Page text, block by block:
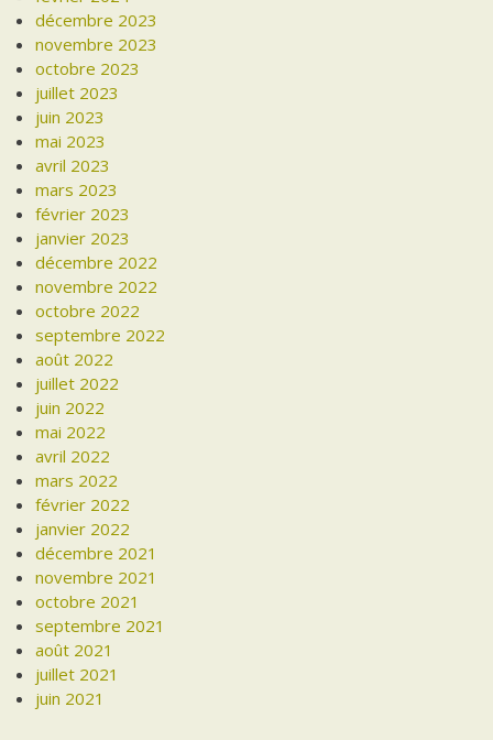
décembre 2023
novembre 2023
octobre 2023
juillet 2023
juin 2023
mai 2023
avril 2023
mars 2023
février 2023
janvier 2023
décembre 2022
novembre 2022
octobre 2022
septembre 2022
août 2022
juillet 2022
juin 2022
mai 2022
avril 2022
mars 2022
février 2022
janvier 2022
décembre 2021
novembre 2021
octobre 2021
septembre 2021
août 2021
juillet 2021
juin 2021